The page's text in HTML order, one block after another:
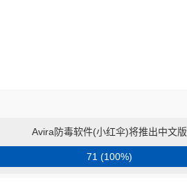
Avira防毒软件(小红伞)将推出中文版
71 (100%)